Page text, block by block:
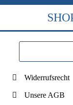
Widerrufsrecht
Unsere AGB